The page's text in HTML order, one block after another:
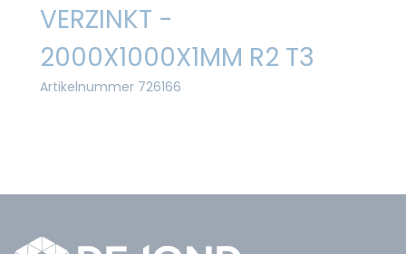
VERZINKT -
2000X1000X1MM R2 T3
Artikelnummer 726166